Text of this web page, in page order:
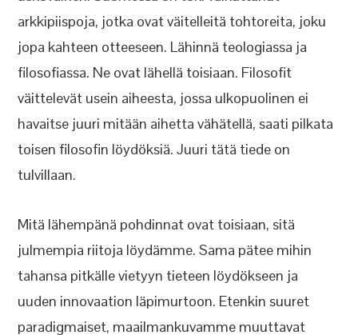
arkkipiispoja, jotka ovat väitelleitä tohtoreita, joku
jopa kahteen otteeseen. Lähinnä teologiassa ja
filosofiassa. Ne ovat lähellä toisiaan. Filosofit
väittelevät usein aiheesta, jossa ulkopuolinen ei
havaitse juuri mitään aihetta vähätellä, saati pilkata
toisen filosofin löydöksiä. Juuri tätä tiede on
tulvillaan.
Mitä lähempänä pohdinnat ovat toisiaan, sitä
julmempia riitoja löydämme. Sama pätee mihin
tahansa pitkälle vietyyn tieteen löydökseen ja
uuden innovaation läpimurtoon. Etenkin suuret
paradigmaiset, maailmankuvamme muuttavat